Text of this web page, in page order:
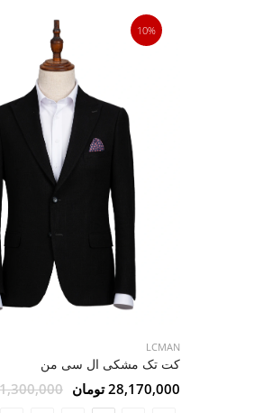
10%
LCMAN
کت تک مشکی ال سی من
28,170,000 تومان 31,300,000